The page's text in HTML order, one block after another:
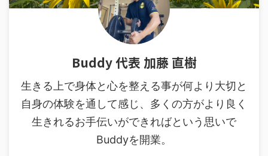
Buddy 代表 加藤 直樹
生きる上で身体と心を整える事が何より大切と
自身の体験を通して感じ、多くの方がより良く
生きれるお手伝いができればという思いで
Buddyを開業。